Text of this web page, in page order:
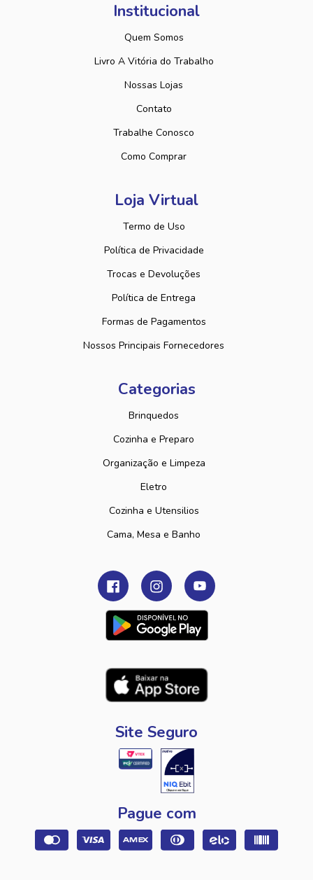
Institucional
Quem Somos
Livro A Vitória do Trabalho
Nossas Lojas
Contato
Trabalhe Conosco
Como Comprar
Loja Virtual
Termo de Uso
Política de Privacidade
Trocas e Devoluções
Política de Entrega
Formas de Pagamentos
Nossos Principais Fornecedores
Categorias
Brinquedos
Cozinha e Preparo
Organização e Limpeza
Eletro
Cozinha e Utensilios
Cama, Mesa e Banho
Site Seguro
Pague com